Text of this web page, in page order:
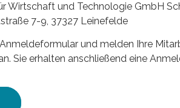
Wirtschaft und Technologie GmbH
7-9, 37327 Leinefelde
und melden Ihre
Sie erhalten anschließend eine